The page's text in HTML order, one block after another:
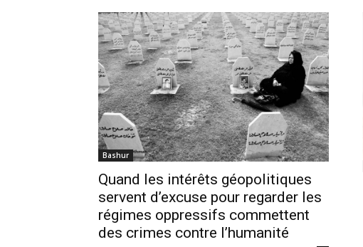
Bashur
Quand les intérêts géopolitiques
servent d’excuse pour regarder les
régimes oppressifs commettent
des crimes contre l’humanité